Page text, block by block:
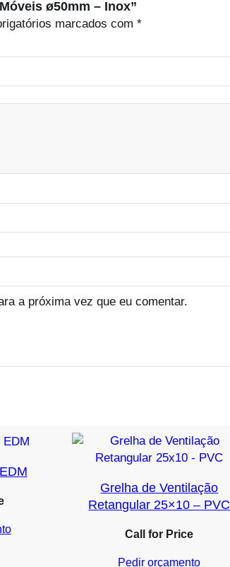
ø50mm – Inox”
marcados com *
a próxima vez que eu comentar.
Grelha de Ventilação
Retangular 25×10 – PVC
Call for Price
Pedir orçamento